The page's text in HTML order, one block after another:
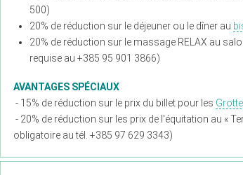
500)
20% de réduction sur le déjeuner ou le dîner au
20% de réduction sur le massage RELAX au
requise au +385 95 901 3866)
AVANTAGES SPÉCIAUX
- 15% de réduction sur le prix du billet pour les
- 20% de réduction sur les prix de l'équitation au «
obligatoire au tél. +385 97 629 3343)